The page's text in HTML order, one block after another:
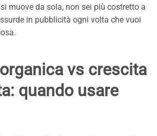
muove da sola, non sei più costretto a
in pubblicità ogni volta che vuoi
vs crescita
quando usare